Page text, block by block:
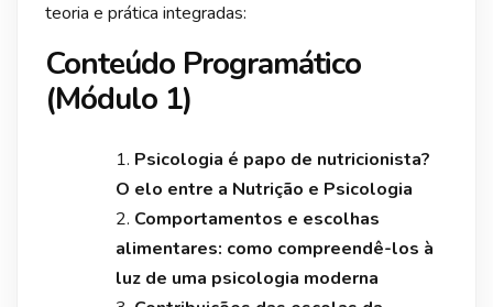
teoria e prática integradas:
Conteúdo Programático
(Módulo 1)
Psicologia é papo de nutricionista?
O elo entre a Nutrição e Psicologia
Comportamentos e escolhas
alimentares: como compreendê-los à
luz de uma psicologia moderna